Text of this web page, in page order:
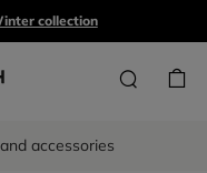
collection
accessories